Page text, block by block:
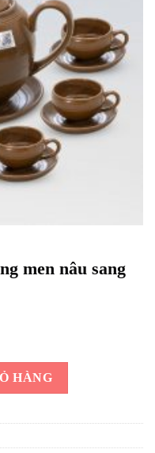
men nâu sang
trọng số lượng
HÀNG